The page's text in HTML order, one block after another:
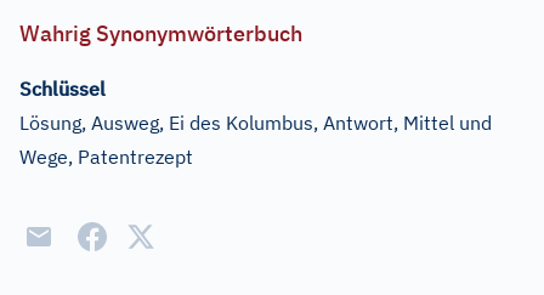
Wahrig Synonymwörterbuch
Schlüssel
Lösung, Ausweg, Ei des Kolumbus, Antwort, Mittel und
Wege, Patentrezept